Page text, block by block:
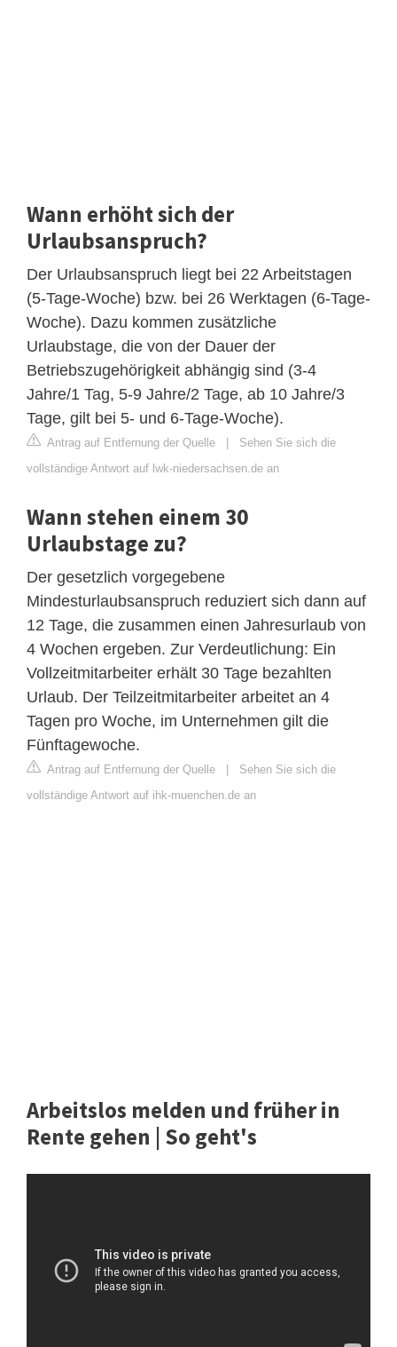
Wann erhöht sich der
Urlaubsanspruch?
Der Urlaubsanspruch liegt bei 22 Arbeitstagen
(5-Tage-Woche) bzw. bei 26 Werktagen (6-Tage-
Woche). Dazu kommen zusätzliche
Urlaubstage, die von der Dauer der
Betriebszugehörigkeit abhängig sind (3-4
Jahre/1 Tag, 5-9 Jahre/2 Tage, ab 10 Jahre/3
Tage, gilt bei 5- und 6-Tage-Woche).
Antrag auf Entfernung der Quelle
Sehen Sie sich die
vollständige Antwort auf lwk-niedersachsen.de an
Wann stehen einem 30
Urlaubstage zu?
Der gesetzlich vorgegebene
Mindesturlaubsanspruch reduziert sich dann auf
12 Tage, die zusammen einen Jahresurlaub von
4 Wochen ergeben. Zur Verdeutlichung: Ein
Vollzeitmitarbeiter erhält 30 Tage bezahlten
Urlaub. Der Teilzeitmitarbeiter arbeitet an 4
Tagen pro Woche, im Unternehmen gilt die
Fünftagewoche.
Antrag auf Entfernung der Quelle
Sehen Sie sich die
vollständige Antwort auf ihk-muenchen.de an
Arbeitslos melden und früher in
Rente gehen | So geht's